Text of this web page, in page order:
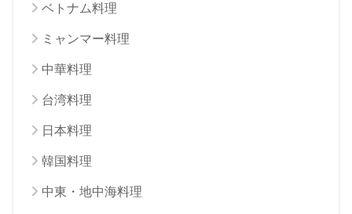
ベトナム料理
ミャンマー料理
中華料理
台湾料理
日本料理
韓国料理
中東・地中海料理